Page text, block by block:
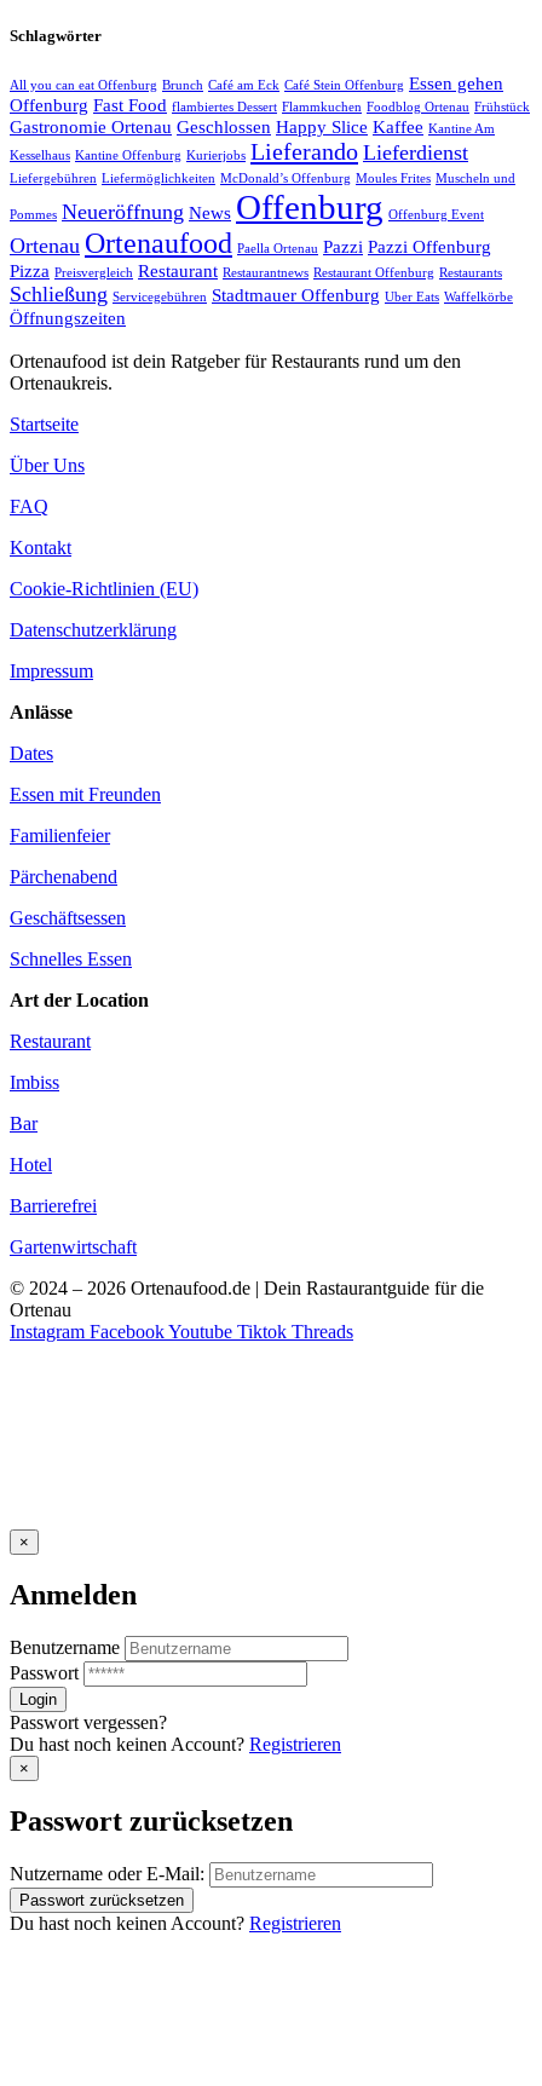
Schlagwörter
All you can eat Offenburg Brunch Café am Eck Café Stein Offenburg Essen gehen
Offenburg Fast Food flambiertes Dessert Flammkuchen Foodblog Ortenau Frühstück
Gastronomie Ortenau Geschlossen Happy Slice Kaffee Kantine Am
Kesselhaus Kantine Offenburg Kurierjobs Lieferando Lieferdienst
Liefergebühren Liefermöglichkeiten McDonald’s Offenburg Moules Frites Muscheln und
Pommes Neueröffnung News Offenburg Offenburg Event
Ortenau Ortenaufood Paella Ortenau Pazzi Pazzi Offenburg
Pizza Preisvergleich Restaurant Restaurantnews Restaurant Offenburg Restaurants
Schließung Servicegebühren Stadtmauer Offenburg Uber Eats Waffelkörbe
Öffnungszeiten
Ortenaufood ist dein Ratgeber für Restaurants rund um den
Ortenaukreis.
Startseite
Über Uns
FAQ
Kontakt
Cookie-Richtlinien (EU)
Datenschutzerklärung
Impressum
Anlässe
Dates
Essen mit Freunden
Familienfeier
Pärchenabend
Geschäftsessen
Schnelles Essen
Art der Location
Restaurant
Imbiss
Bar
Hotel
Barrierefrei
Gartenwirtschaft
© 2024 – 2026 Ortenaufood.de | Dein Rastaurantguide für die
Ortenau
Instagram FacebookYoutube Tiktok Threads
×
Anmelden
Benutzername
Passwort
Passwort vergessen?
Du hast noch keinen Account? Registrieren
×
Passwort zurücksetzen
Nutzername oder E-Mail:
Du hast noch keinen Account? Registrieren